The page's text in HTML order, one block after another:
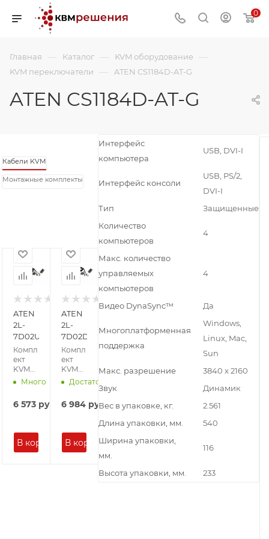
0
Главная — Каталог — KVM оборудование —
KVM переключатели — ATEN CS1184D-AT-G
ATEN CS1184D-AT-G
Интерфейс
компьютера
USB, DVI-I
Интерфейс консоли
USB, PS/2,
DVI-I
Тип
Защищенные
Количество
компьютеров
4
Макс. количество
управляемых
компьютеров
4
Видео DynaSync™ Да
Многоплатформенная
поддержка
Windows,
Linux, Mac,
Sun
Макс. разрешение
3840 x 2160
Звук
Динамик
Вес в упаковке, кг.
2.561
Длина упаковки, мм.
540
Ширина упаковки,
мм.
116
Высота упаковки, мм. 233
Кабели KVM
Монтажные комплекты
ATEN
2L-
7D02UDX2
Компл
ект
KVM
кабел
DVI-D
для
защищ
Много
6 573 руб
В корзину
ATEN
2L-
7D02DHX2
Компл
ект
KVM
кабел
ей с
фейса
HDMI-
DVI-
Достаточно
6 984 руб
В корзину